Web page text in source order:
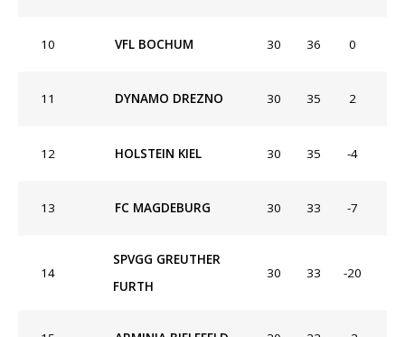
10 VFL BOCHUM 30 36 0
11 DYNAMO DREZNO 30 35 2
12 HOLSTEIN KIEL 30 35 -4
13 FC MAGDEBURG 30 33 -7
14
SPVGG GREUTHER
FURTH
30 33 -20